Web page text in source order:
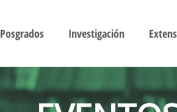
Posgrados Investigación